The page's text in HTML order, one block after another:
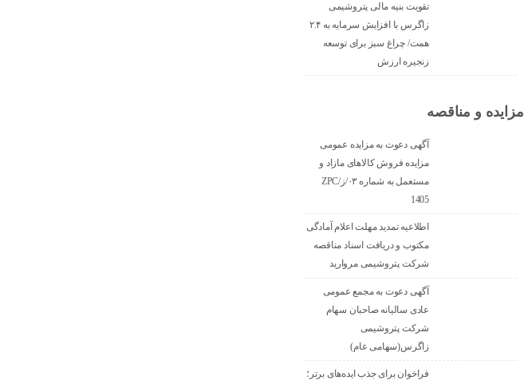
تقویت بنیه مالی پتروشیمی
زاگرس با افزایش سرمایه به ۲.۴
همت/ چراغ سبز برای توسعه
زنجیره ارزش
مزایده و مناقصه
آگهی دعوت به مزایده عمومی
مزایده فروش کالاهای مازاد و
مستعمل به شماره ۰۳/ز/ZPC
1405
اطلاعیه تمدید مهلت اعلام آمادگی
مکتوب و دریافت اسناد مناقصه
شرکت پتروشیمی مروارید
آگهی دعوت به مجمع عمومی
عادی سالیانه صاحبان سهام
شرکت پتروشیمی
زاگرس(سهامی عام)
فراخوان برای جذب ایده‌های برتر؛